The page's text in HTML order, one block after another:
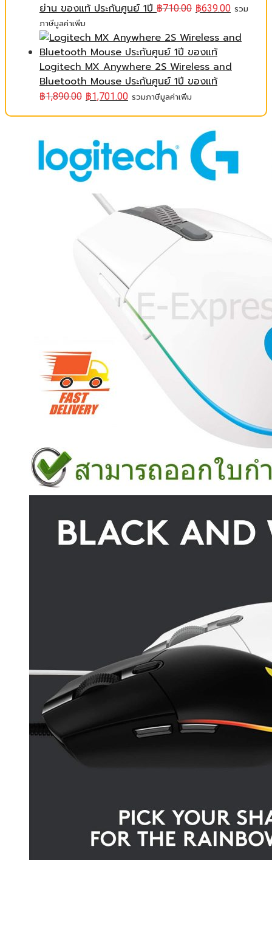
ย่าน ของแท้ ประกันศูนย์ 1ปี ฿710.00 ฿639.00 รวม
ภาษีมูลค่าเพิ่ม
Logitech MX Anywhere 2S Wireless and
Bluetooth Mouse ประกันศูนย์ 1ปี ของแท้
฿1,890.00 ฿1,701.00 รวมภาษีมูลค่าเพิ่ม